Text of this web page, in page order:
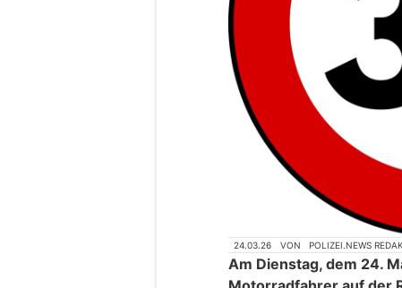
24.03.26 VON POLIZEI.NEWS
Am Dienstag, dem 24.